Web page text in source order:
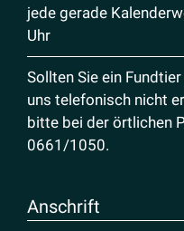
jede gerade
Uhr
Sollten Sie ein
uns telefonisch nicht
bitte bei der örtlichen
0661/1050.
Anschrift